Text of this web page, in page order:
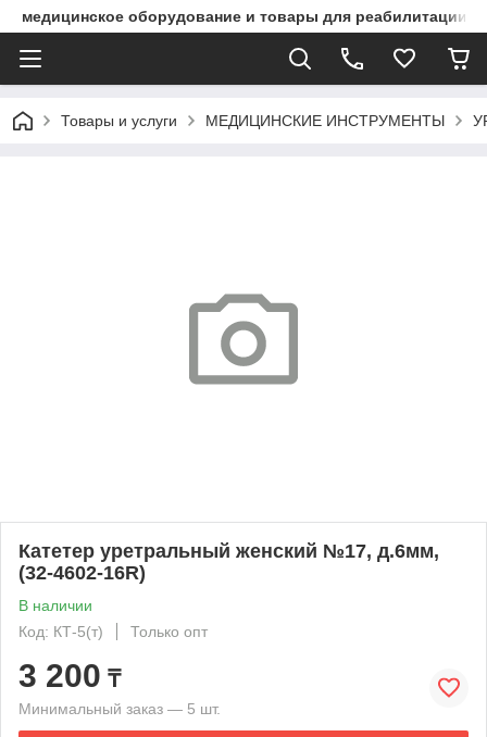
медицинское оборудование и товары для реабилитации
Товары и услуги МЕДИЦИНСКИЕ ИНСТРУМЕНТЫ
Катетер уретральный женский №17, д.6мм,
(32-4602-16R)
В наличии
Код: КТ-5(т)
Только опт
3 200 ₸
Минимальный заказ — 5 шт.